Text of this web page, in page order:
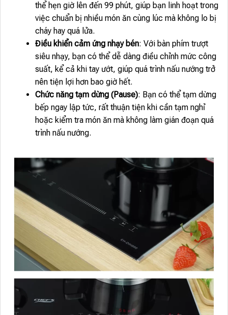
thể hẹn giờ lên đến 99 phút, giúp bạn linh hoạt trong
việc chuẩn bị nhiều món ăn cùng lúc mà không lo bị
cháy hay quá lửa.
Điều khiển cảm ứng nhạy bén: Với bàn phím trượt
siêu nhạy, bạn có thể dễ dàng điều chỉnh mức công
suất, kể cả khi tay ướt, giúp quá trình nấu nướng trở
nên tiện lợi hơn bao giờ hết.
Chức năng tạm dừng (Pause): Bạn có thể tạm dừng
bếp ngay lập tức, rất thuận tiện khi cần tạm nghỉ
hoặc kiểm tra món ăn mà không làm gián đoạn quá
trình nấu nướng.